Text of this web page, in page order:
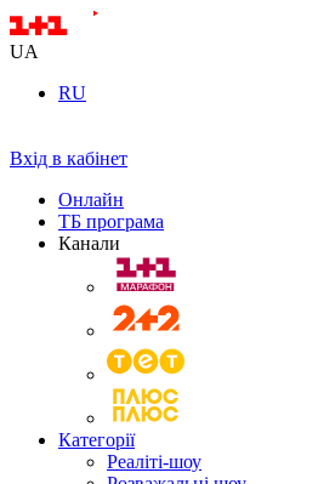
UA
RU
Вхід в кабінет
Онлайн
ТБ програма
Канали
Категорії
Реаліті-шоу